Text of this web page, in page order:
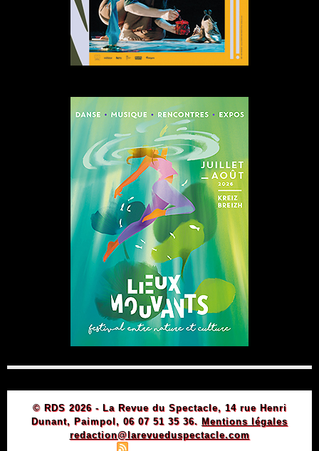
© RDS 2026 - La Revue du Spectacle, 14 rue Henri
Dunant, Paimpol, 06 07 51 35 36. Mentions légales
redaction@larevueduspectacle.com